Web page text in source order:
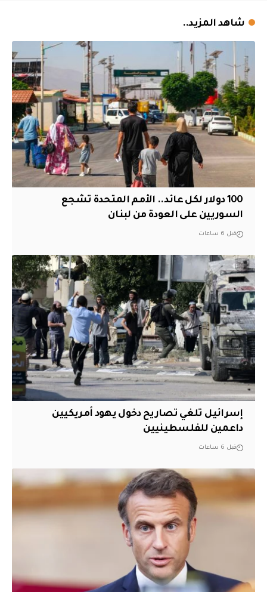
شاهد المزيد..
100 دولار لكل عائد.. الأمم المتحدة تشجع
السوريين على العودة من لبنان
قبل 6 ساعات
إسرائيل تلغي تصاريح دخول يهود أمريكيين
داعمين للفلسطينيين
قبل 6 ساعات